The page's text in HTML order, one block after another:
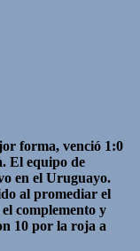
forma, venció 1:0
El equipo de
en el Uruguayo.
al promediar el
complemento y
10 por la roja a